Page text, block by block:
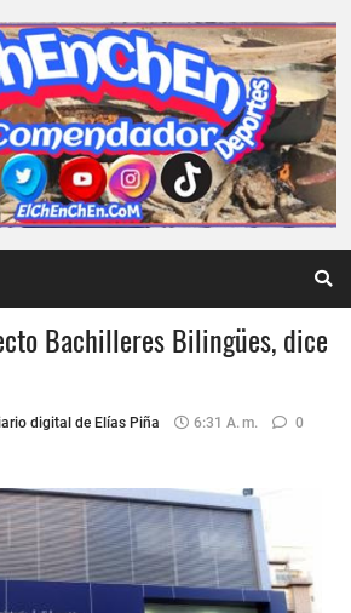
Bachilleres Bilingües, dice
digital de Elías Piña 6:31 A. M. 0